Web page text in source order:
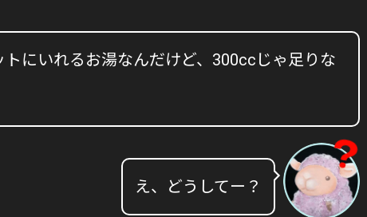
にいれるお湯なんだけど、300ccじゃ足りな
え、どうしてー？